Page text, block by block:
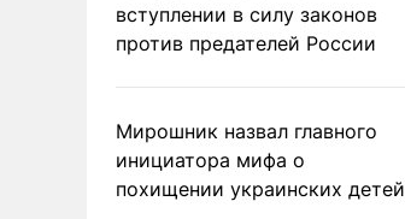
вступлении в силу законов
против предателей России
Мирошник назвал главного
инициатора мифа о
похищении украинских детей